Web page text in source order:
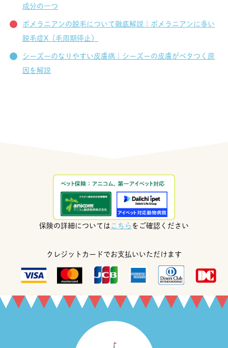
成分の一つ
ポメラニアンの脱毛について徹底解説｜ポメラニアンに多い
脱毛症X（毛周期停止）
シーズーのなりやすい皮膚病｜シーズーの皮膚がベタつく原
因を解説
保険の詳細については こちら をご確認ください
クレジットカードでお支払いいただけます